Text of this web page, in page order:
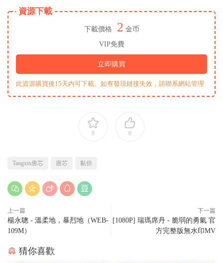
資源下載
下載價格 2 金币
VIP免費
立即購買
此資源購買後15天内可下載。如有發現鏈接失效，請聯系網站管理
0 0
Tangxin唐芯 唐芯 黏你
上一篇
楊永聰 - 溫柔地，暴烈地（WEB-
109M）
下一篇
[1080P] 瑞瑪席丹 - 脆弱的勇氣 官
方完整版無水印MV
猜你喜歡